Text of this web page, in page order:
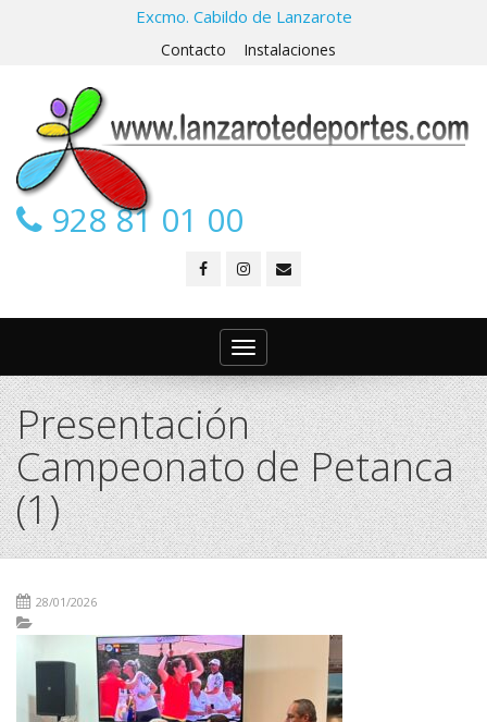
Excmo. Cabildo de Lanzarote
Contacto Instalaciones
928 81 01 00
Toggle
navigation
Presentación
Campeonato de Petanca
(1)
28/01/2026